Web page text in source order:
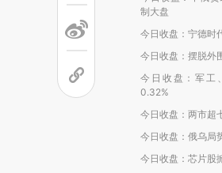
制大盘
今日收盘：宁德时
今日收盘：摆脱外
今日收盘：军工
0.32%
今日收盘：两市超
今日收盘：俄乌局
今日收盘：芯片股